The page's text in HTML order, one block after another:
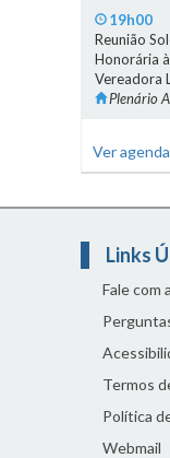
19h00
Reunião
Honorária
Vereadora
Plenário
Ver
Links
Fale com
Termos
Política
Webmail